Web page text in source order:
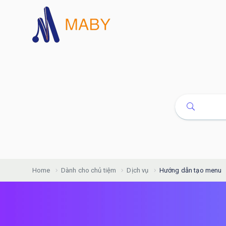
Home Dành cho chủ tiệm Dịch vụ Hướng dẫn tạo menu